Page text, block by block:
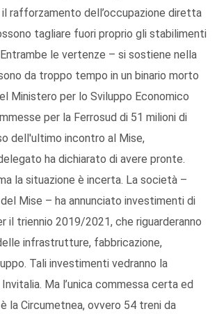
rafforzamento dell’occupazione diretta
tagliare fuori proprio gli stabilimenti
le vertenze – si sostiene nella
da troppo tempo in un binario morto
Ministero per lo Sviluppo Economico
per la Ferrosud di 51 milioni di
dell'ultimo incontro al Mise,
ha dichiarato di avere pronte.
la situazione è incerta. La società –
Mise – ha annunciato investimenti di
il triennio 2019/2021, che riguarderanno
infrastrutture, fabbricazione,
Tali investimenti vedranno la
Ma l’unica commessa certa ed
la Circumetnea, ovvero 54 treni da